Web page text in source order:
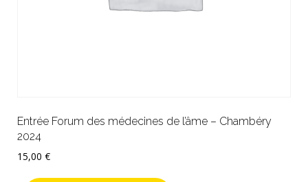
Entrée Forum des médecines de l’âme – Chambéry
2024
15,00 €